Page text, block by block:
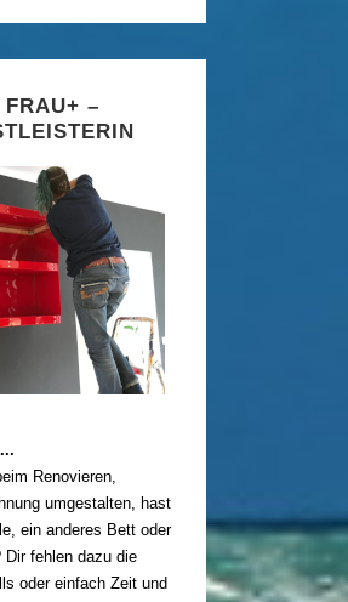
FRAU+ –
Renovieren,
umgestalten, hast
ein anderes Bett oder
fehlen dazu die
oder einfach Zeit und